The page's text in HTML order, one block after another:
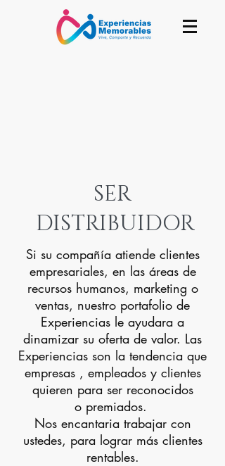
SER
DISTRIBUIDOR
Si su compañía atiende clientes
empresariales, en las áreas de
recursos humanos, marketing o
ventas, nuestro portafolio de
Experiencias le ayudara a
dinamizar su oferta de valor. Las
Experiencias son la tendencia que
empresas , empleados y clientes
quieren para ser reconocidos
o premiados.
Nos encantaria trabajar con
ustedes, para lograr más clientes
rentables.